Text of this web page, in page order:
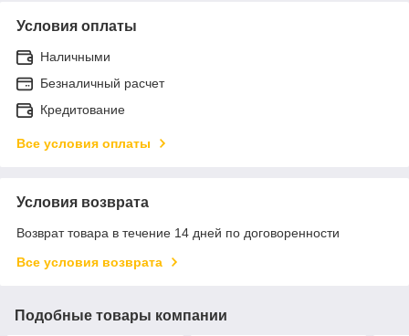
Условия оплаты
Наличными
Безналичный расчет
Кредитование
Все условия оплаты
Условия возврата
Возврат товара в течение 14 дней по договоренности
Все условия возврата
Подобные товары компании